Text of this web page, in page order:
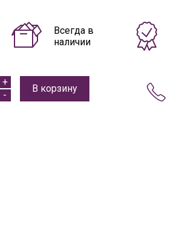
Всегда в
наличии
В корзину